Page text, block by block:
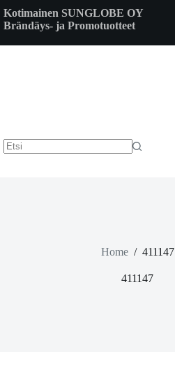
to
content
Kotimainen SUNGLOBE OY
Brändäys- ja Promotuotteet
Home / 411147
411147